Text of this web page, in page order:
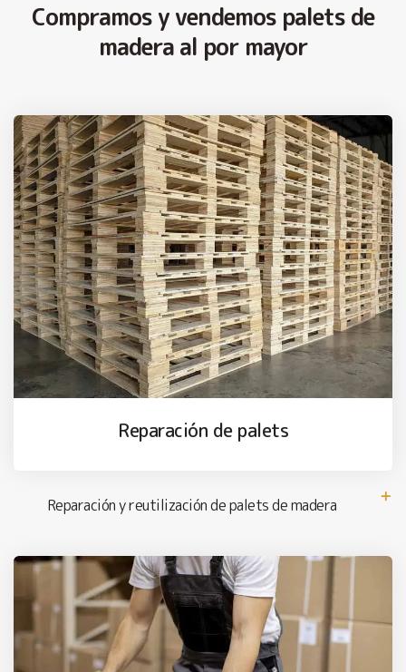
Compramos y vendemos palets de
madera al por mayor
Reparación de palets
Reparación y reutilización de palets de madera